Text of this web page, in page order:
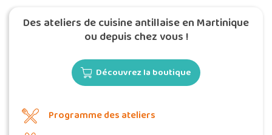
Des ateliers de cuisine antillaise en Martinique
ou depuis chez vous !
Découvrez la boutique
Programme des ateliers